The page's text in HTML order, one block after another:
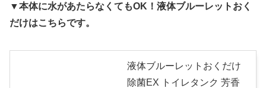
▼本体に水があたらなくてもOK！液体ブルーレットおく
だけはこちらです。
液体ブルーレットおくだけ
除菌EX トイレタンク 芳香